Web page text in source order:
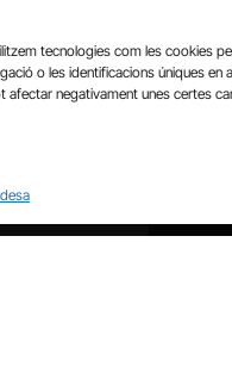
tecnologies com les cookies
o les identificacions úniques en
afectar negativament unes certes